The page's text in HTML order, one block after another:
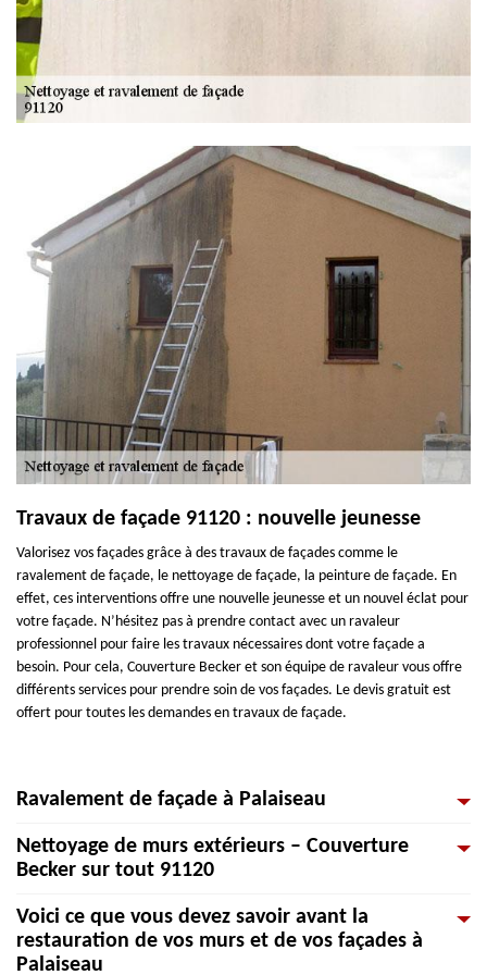
Travaux de façade 91120 : nouvelle jeunesse
Valorisez vos façades grâce à des travaux de façades comme le
ravalement de façade, le nettoyage de façade, la peinture de façade. En
effet, ces interventions offre une nouvelle jeunesse et un nouvel éclat pour
votre façade. N’hésitez pas à prendre contact avec un ravaleur
professionnel pour faire les travaux nécessaires dont votre façade a
besoin. Pour cela, Couverture Becker et son équipe de ravaleur vous offre
différents services pour prendre soin de vos façades. Le devis gratuit est
offert pour toutes les demandes en travaux de façade.
Ravalement de façade à Palaiseau
Les artisans professionnels de l'entreprise Couverture Becker effectuent de
façon soignée tous vos travaux de nettoyage extérieur et ravalement de
particuliers qui désire de procéder au ravalement de façade de leur
maison ou bien à la demande de professionnels sur tous types de
bâtiments dans toute la région. Nous réalisons également les nettoyages
Nettoyage de murs extérieurs – Couverture
Becker sur tout 91120
Graffiti, peinture salie, mousses et lichens, tous ces salissures brisent et
atténuent la tenue des murs extérieurs et nuisent à son étanchéité. Pour
cela, Couverture Becker est une entreprise ravaleur spécialisée dans les
Voici ce que vous devez savoir avant la
restauration de vos murs et de vos façades à
Palaiseau